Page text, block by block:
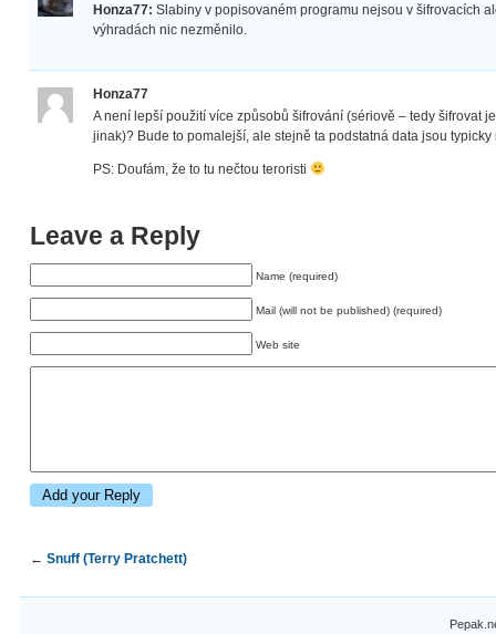
Honza77: Slabiny v popisovaném programu nejsou v šifrovacích
výhradách nic nezměnilo.
Honza77
A není lepší použití více způsobů šifrování (sériově – tedy šifrovat
jinak)? Bude to pomalejší, ale stejně ta podstatná data jsou typicky
PS: Doufám, že to tu nečtou teroristi
Leave a Reply
Name (required)
Mail (will not be published) (required)
Web site
← Snuff (Terry Pratchett)